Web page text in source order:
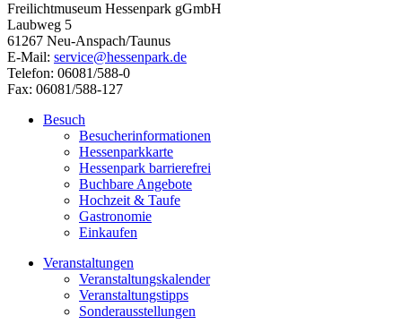
Freilichtmuseum Hessenpark gGmbH
Laubweg 5
61267 Neu-Anspach/Taunus
E-Mail: service@hessenpark.de
Telefon: 06081/588-0
Fax: 06081/588-127
Besuch
Besucherinformationen
Hessenparkkarte
Hessenpark barrierefrei
Buchbare Angebote
Hochzeit & Taufe
Gastronomie
Einkaufen
Veranstaltungen
Veranstaltungskalender
Veranstaltungstipps
Sonderausstellungen